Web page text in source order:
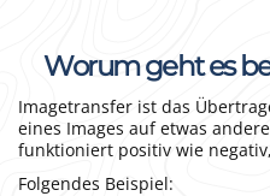
Worum geht es
Imagetransfer ist das
eines Images auf etwas
funktioniert positiv wie
Folgendes Beispiel: